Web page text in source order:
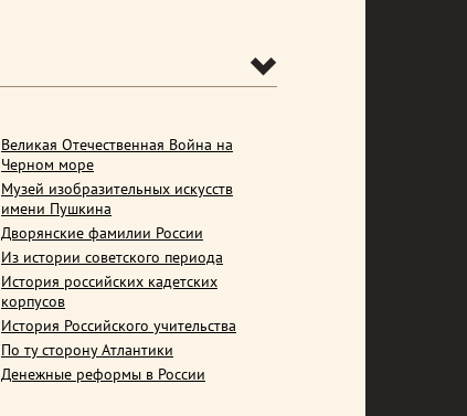
Великая Отечественная Война на
Черном море
Музей изобразительных искусств
имени Пушкина
Дворянские фамилии России
Из истории советского периода
История российских кадетских
корпусов
История Российского учительства
По ту сторону Атлантики
Денежные реформы в России